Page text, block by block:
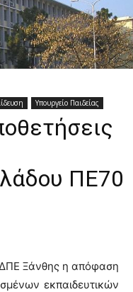
Υπουργείο Παιδείας
ΠΕ70
ΔΠΕ Ξάνθης η απόφαση
εκπαιδευτικών